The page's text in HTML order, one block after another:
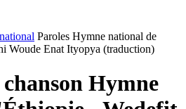
Paroles Hymne national de
Woude Enat Ityopya (traduction)
Hymne